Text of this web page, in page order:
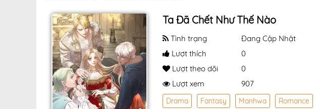
Ta Đã Chết Như Thế Nào
Tình trạng
Đang Cập Nhật
Lượt thích
0
Lượt theo dõi
0
Lượt xem
907
Drama Fantasy Manhwa Romance